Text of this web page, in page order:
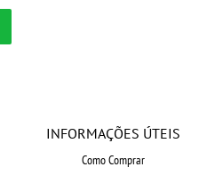
INFORMAÇÕES ÚTEIS
Como Comprar